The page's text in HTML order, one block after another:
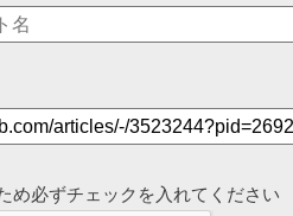
め必ずチェックを入れてください